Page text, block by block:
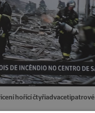
hořící čtyřiadvacetipatrové